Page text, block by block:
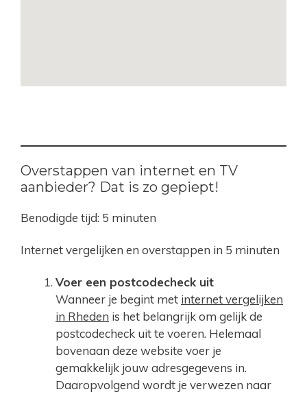
Overstappen van internet en TV
aanbieder? Dat is zo gepiept!
Benodigde tijd: 5 minuten
Internet vergelijken en overstappen in 5 minuten
Voer een postcodecheck uit
Wanneer je begint met internet vergelijken
in Rheden is het belangrijk om gelijk de
postcodecheck uit te voeren. Helemaal
bovenaan deze website voer je
gemakkelijk jouw adresgegevens in.
Daaropvolgend wordt je verwezen naar